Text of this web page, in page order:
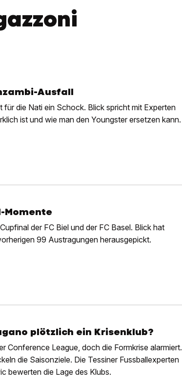
Ausfall
die Nati ein Schock. Blick spricht mit Experten
ist und wie man den Youngster ersetzen kann.
Momente
der FC Biel und der FC Basel. Blick hat
99 Austragungen herausgepickt.
plötzlich ein Krisenklub?
Conference League, doch die Formkrise alarmiert.
die Saisonziele. Die Tessiner Fussballexperten
bewerten die Lage des Klubs.